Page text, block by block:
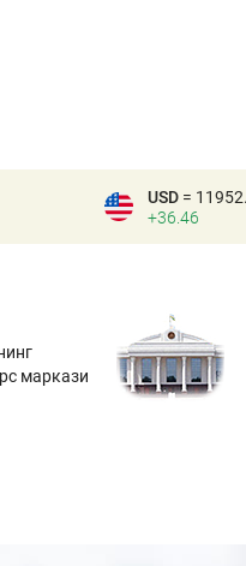
USD =
+36.46
маркази